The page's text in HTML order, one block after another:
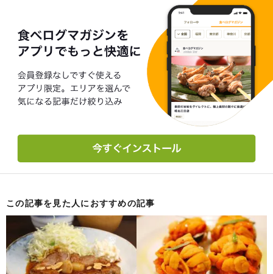
この記事を見た人におすすめの記事